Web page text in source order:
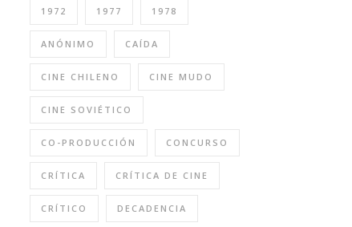
1972 1977 1978
ANÓNIMO CAÍDA
CINE CHILENO CINE MUDO
CINE SOVIÉTICO
CO-PRODUCCIÓN CONCURSO
CRÍTICA CRÍTICA DE CINE
CRÍTICO DECADENCIA